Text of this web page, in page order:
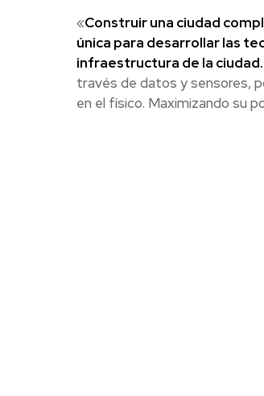
«Construir una ciudad
única para desarrollar las
infraestructura de la ciudad.
través de datos y sensores,
en el físico. Maximizando su